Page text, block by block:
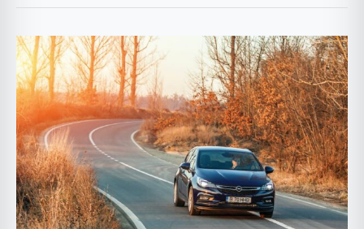
TEST
Opel
Astra
1.6
CDTI
136
CP
–
Vântul